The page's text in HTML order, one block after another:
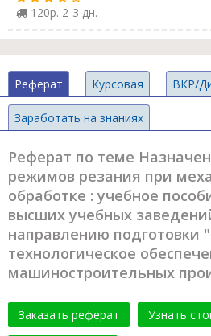
120р. 2-3 дн.
Реферат Курсовая ВКР/
Заработать на знаниях
Реферат по теме
режимов резания при
обработке : учебное
высших учебных
направлению подготовки
технологическое
машиностроительных
Заказать реферат Узнать